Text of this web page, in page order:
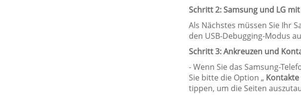
Schritt 2: Samsung und LG
Als Nächstes müssen Sie Ihr
den USB-Debugging-Modus
Schritt 3: Ankreuzen und
- Wenn Sie das Samsung-
Sie bitte die Option „ Kontakte
tippen, um die Seiten